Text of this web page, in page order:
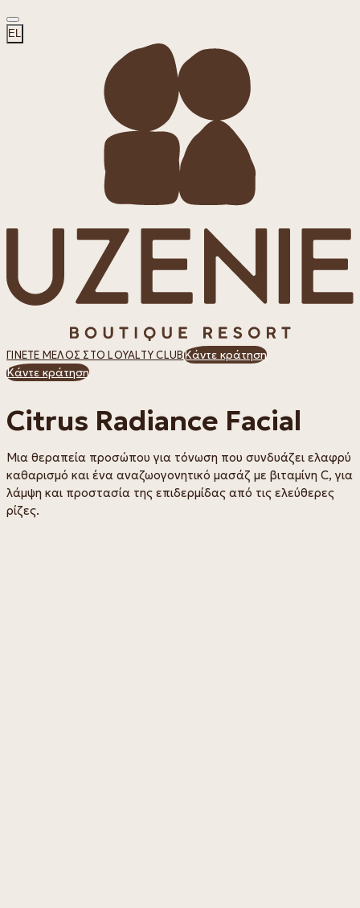
EL
ΓΊΝΕΤΕ ΜΈΛΟΣ ΣΤΟ LOYALTY CLUBΚάντε κράτηση
Κάντε κράτηση
Citrus Radiance Facial
Μια θεραπεία προσώπου για τόνωση που συνδυάζει ελαφρύ
καθαρισμό και ένα αναζωογονητικό μασάζ με βιταμίνη C, για
λάμψη και προστασία της επιδερμίδας από τις ελεύθερες
ρίζες.